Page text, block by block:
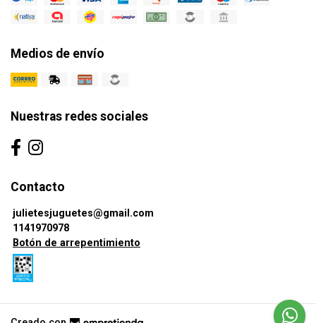
Medios de envío
Nuestras redes sociales
Contacto
julietesjuguetes@gmail.com
1141970978
Botón de arrepentimiento